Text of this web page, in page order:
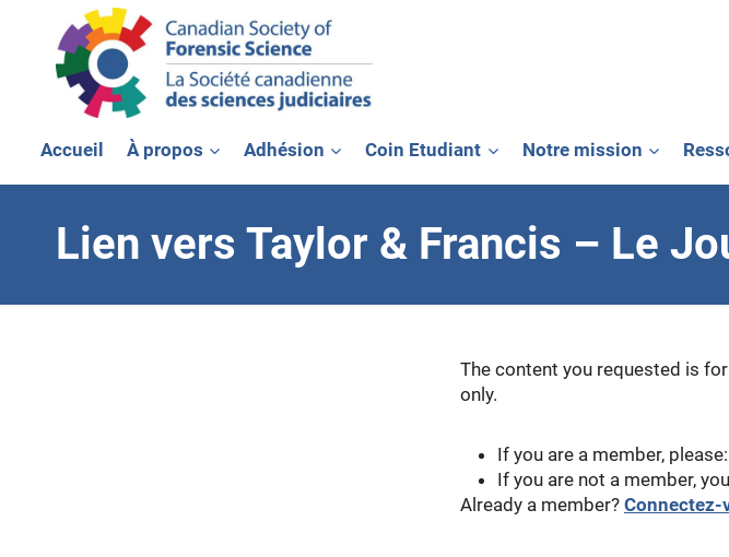
contenu
Accueil À propos Adhésion Coin Etudiant Notre mission
Lien vers Taylor & Francis – Le
The content you requested is
only.
If you are a member, please:
If you are not a member,
Already a member? Connectez-